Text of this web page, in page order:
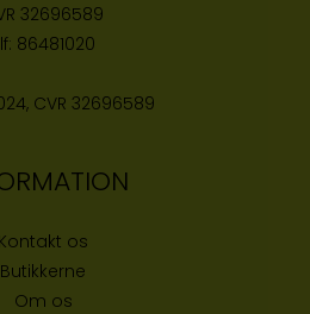
32696589
86481020
CVR 32696589
Kontakt os
Butikkerne
Om os